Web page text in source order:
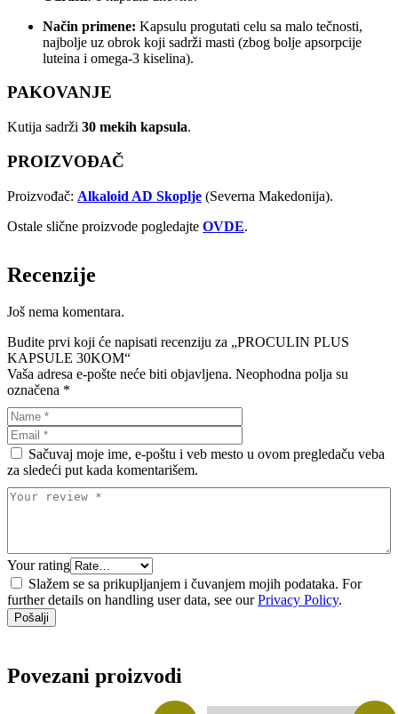
Način primene: Kapsulu progutati celu sa malo tečnosti,
najbolje uz obrok koji sadrži masti (zbog bolje apsorpcije
luteina i omega-3 kiselina).
PAKOVANJE
Kutija sadrži 30 mekih kapsula.
PROIZVOĐAČ
Proizvođač: Alkaloid AD Skoplje (Severna Makedonija).
Ostale slične proizvode pogledajte OVDE.
Recenzije
Još nema komentara.
Budite prvi koji će napisati recenziju za „PROCULIN PLUS
KAPSULE 30KOM“
Vaša adresa e-pošte neće biti objavljena. Neophodna polja su
označena *
Sačuvaj moje ime, e-poštu i veb mesto u ovom pregledaču veba
za sledeći put kada komentarišem.
Your rating
Slažem se sa prikupljanjem i čuvanjem mojih podataka. For
further details on handling user data, see ourPrivacy Policy.
Povezani proizvodi